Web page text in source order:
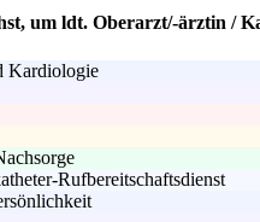
um ldt. Oberarzt/-ärztin /
Kardiologie
Rufbereitschaftsdienst